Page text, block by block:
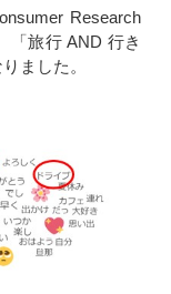
Research
「旅行 AND 行き
ました。